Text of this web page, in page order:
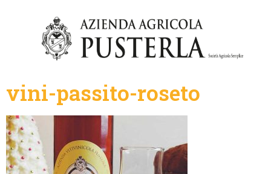
vini-passito-roseto